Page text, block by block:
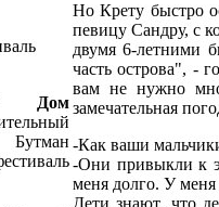
Дом
Но Крету быстро
певицу Сандру, с
двумя 6-летними
часть острова", -
вам не нужно
замечательная
-Как ваши
-Они привыкли к
меня долго. У
Дети знают, что